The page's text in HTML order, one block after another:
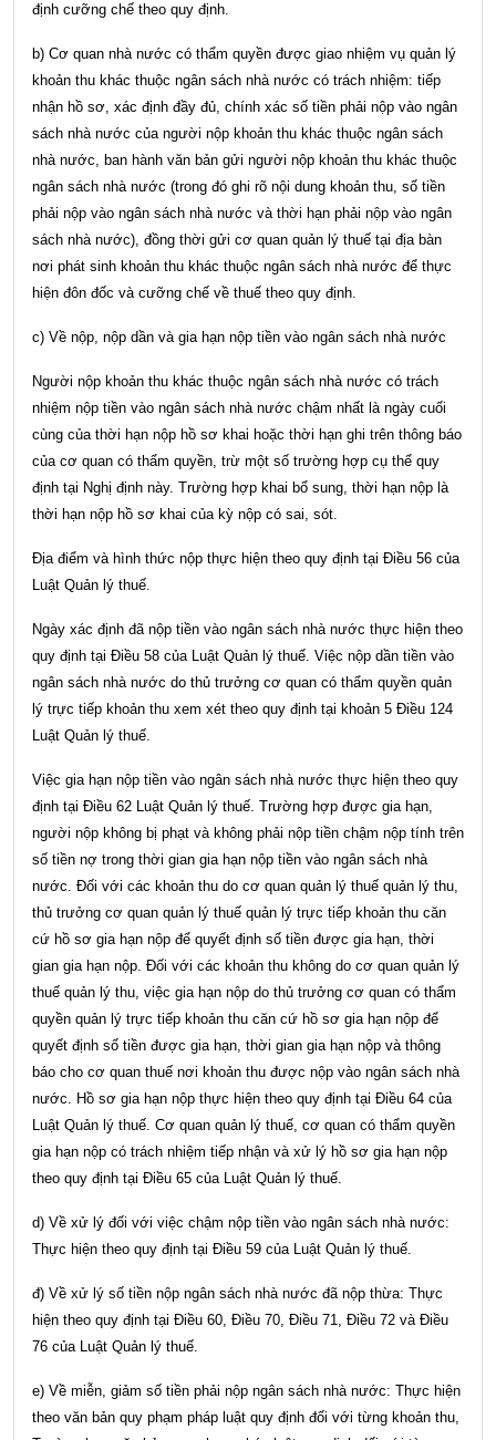
định cưỡng chế theo quy định.
b) Cơ quan nhà nước có thẩm quyền được giao nhiệm vụ quản lý
khoản thu khác thuộc ngân sách nhà nước có trách nhiệm: tiếp
nhận hồ sơ, xác định đầy đủ, chính xác số tiền phải nộp vào ngân
sách nhà nước của người nộp khoản thu khác thuộc ngân sách
nhà nước, ban hành văn bản gửi người nộp khoản thu khác thuộc
ngân sách nhà nước (trong đó ghi rõ nội dung khoản thu, số tiền
phải nộp vào ngân sách nhà nước và thời hạn phải nộp vào ngân
sách nhà nước), đồng thời gửi cơ quan quản lý thuế tại địa bàn
nơi phát sinh khoản thu khác thuộc ngân sách nhà nước để thực
hiện đôn đốc và cưỡng chế về thuế theo quy định.
c) Về nộp, nộp dần và gia hạn nộp tiền vào ngân sách nhà nước
Người nộp khoản thu khác thuộc ngân sách nhà nước có trách
nhiệm nộp tiền vào ngân sách nhà nước chậm nhất là ngày cuối
cùng của thời hạn nộp hồ sơ khai hoặc thời hạn ghi trên thông báo
của cơ quan có thẩm quyền, trừ một số trường hợp cụ thể quy
định tại Nghị định này. Trường hợp khai bổ sung, thời hạn nộp là
thời hạn nộp hồ sơ khai của kỳ nộp có sai, sót.
Địa điểm và hình thức nộp thực hiện theo quy định tại Điều 56 của
Luật Quản lý thuế.
Ngày xác định đã nộp tiền vào ngân sách nhà nước thực hiện theo
quy định tại Điều 58 của Luật Quản lý thuế. Việc nộp dần tiền vào
ngân sách nhà nước do thủ trưởng cơ quan có thẩm quyền quản
lý trực tiếp khoản thu xem xét theo quy định tại khoản 5 Điều 124
Luật Quản lý thuế.
Việc gia hạn nộp tiền vào ngân sách nhà nước thực hiện theo quy
định tại Điều 62 Luật Quản lý thuế. Trường hợp được gia hạn,
người nộp không bị phạt và không phải nộp tiền chậm nộp tính trên
số tiền nợ trong thời gian gia hạn nộp tiền vào ngân sách nhà
nước. Đối với các khoản thu do cơ quan quản lý thuế quản lý thu,
thủ trưởng cơ quan quản lý thuế quản lý trực tiếp khoản thu căn
cứ hồ sơ gia hạn nộp để quyết định số tiền được gia hạn, thời
gian gia hạn nộp. Đối với các khoản thu không do cơ quan quản lý
thuế quản lý thu, việc gia hạn nộp do thủ trưởng cơ quan có thẩm
quyền quản lý trực tiếp khoản thu căn cứ hồ sơ gia hạn nộp để
quyết định số tiền được gia hạn, thời gian gia hạn nộp và thông
báo cho cơ quan thuế nơi khoản thu được nộp vào ngân sách nhà
nước. Hồ sơ gia hạn nộp thực hiện theo quy định tại Điều 64 của
Luật Quản lý thuế. Cơ quan quản lý thuế, cơ quan có thẩm quyền
gia hạn nộp có trách nhiệm tiếp nhận và xử lý hồ sơ gia hạn nộp
theo quy định tại Điều 65 của Luật Quản lý thuế.
d) Về xử lý đối với việc chậm nộp tiền vào ngân sách nhà nước:
Thực hiện theo quy định tại Điều 59 của Luật Quản lý thuế.
đ) Về xử lý số tiền nộp ngân sách nhà nước đã nộp thừa: Thực
hiện theo quy định tại Điều 60, Điều 70, Điều 71, Điều 72 và Điều
76 của Luật Quản lý thuế.
e) Về miễn, giảm số tiền phải nộp ngân sách nhà nước: Thực hiện
theo văn bản quy phạm pháp luật quy định đối với từng khoản thu,